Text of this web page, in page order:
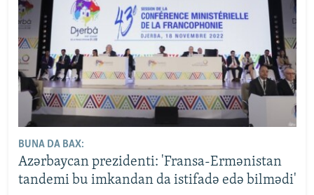
BUNA DA BAX:
Azərbaycan prezidenti: 'Fransa-Ermənistan
tandemi bu imkandan da istifadə edə bilmədi'